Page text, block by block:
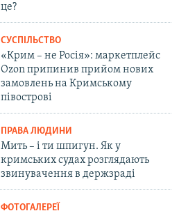
це?
СУСПІЛЬСТВО
«Крим – не Росія»: маркетплейс
Ozon припинив прийом нових
замовлень на Кримському
півострові
ПРАВА ЛЮДИНИ
Мить – і ти шпигун. Як у
кримських судах розглядають
звинувачення в держзраді
ФОТОГАЛЕРЕЇ